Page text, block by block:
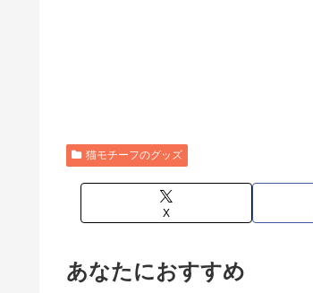
猫モチーフのグッズ
X
あなたにおすすめ